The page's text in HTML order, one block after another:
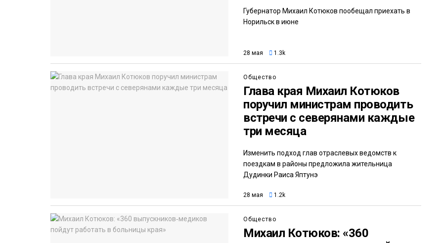
Губернатор Михаил Котюков пообещал приехать в
Норильск в июне
28 мая 1.3k
Общество
Глава края Михаил Котюков
поручил министрам проводить
встречи с северянами каждые
три месяца
Изменить подход глав отраслевых ведомств к
поездкам в районы предложила жительница
Дудинки Раиса Яптунэ
28 мая 1.2k
Общество
Михаил Котюков: «360